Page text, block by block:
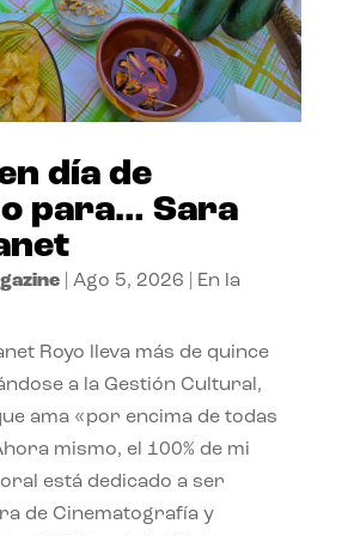
día de
para… Sara
| Ago 5, 2026
En la
Royo lleva más de quince
a la Gestión Cultural,
ama «por encima de todas
mismo, el 100% de mi
está dedicado a ser
de Cinematografía y